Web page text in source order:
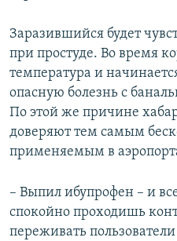
Заразившийся будет
при простуде. Во время
температура и
опасную болезнь с
По этой же причине
доверяют тем самым
применяемым в
– Выпил ибупрофен – и
спокойно проходишь
переживать пользователи